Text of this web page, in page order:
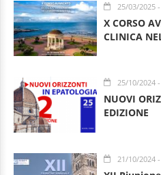
25/03/2025
X CORSO
CLINICA
25/10/2024
NUOVI
EDIZIONE
21/10/2024